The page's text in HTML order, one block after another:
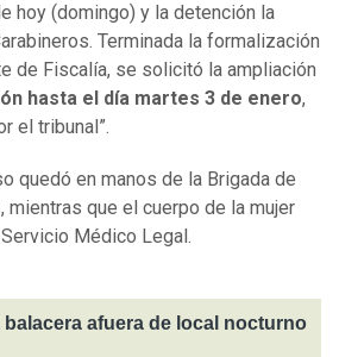
hoy (domingo) y la detención la
Terminada la formalización
de Fiscalía, se solicitó la ampliación
hasta el día martes 3 de enero,
el tribunal”.
quedó en manos de la Brigada de
mientras que el cuerpo de la mujer
Médico Legal.
afuera de local nocturno